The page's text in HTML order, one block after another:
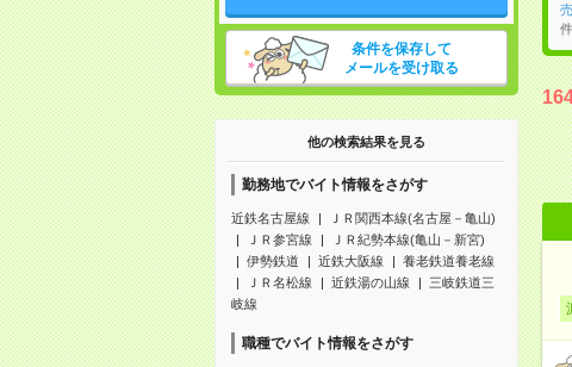
条件を保存して
メールを受け取る
他の検索結果を見る
勤務地でバイト情報をさがす
近鉄名古屋線
ＪＲ関西本線(名古屋－亀山)
ＪＲ参宮線
ＪＲ紀勢本線(亀山－新宮)
伊勢鉄道
近鉄大阪線
養老鉄道養老線
ＪＲ名松線
近鉄湯の山線
三岐鉄道三
岐線
職種でバイト情報をさがす